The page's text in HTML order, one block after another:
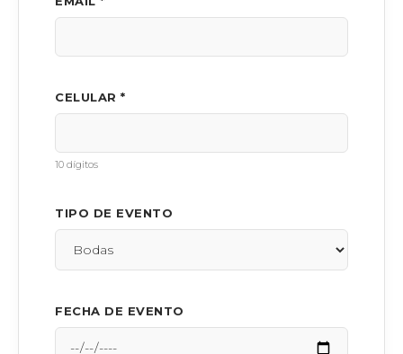
CELULAR *
10 dígitos
TIPO DE EVENTO
FECHA DE EVENTO